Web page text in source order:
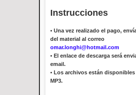
Instrucciones
• Una vez realizado el pago,
del material al correo
omar.longhi@hotmail.com
• El enlace de descarga será
email.
• Los archivos están
MP3.